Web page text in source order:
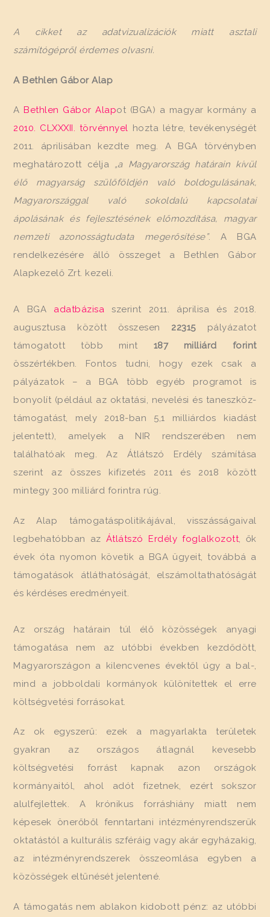
A cikket az adatvizualizációk miatt asztali
számítógépről érdemes olvasni.
A Bethlen Gábor Alap
A Bethlen Gábor Alapot (BGA) a magyar kormány a
2010. CLXXXII. törvénnyel hozta létre, tevékenységét
2011. áprilisában kezdte meg. A BGA törvényben
meghatározott célja „a Magyarország határain kívül
élő magyarság szülőföldjén való boldogulásának,
Magyarországgal való sokoldalú kapcsolatai
ápolásának és fejlesztésének előmozdítása, magyar
nemzeti azonosságtudata megerősítése”. A BGA
rendelkezésére álló összeget a Bethlen Gábor
Alapkezelő Zrt. kezeli.
A BGA adatbázisa szerint 2011. áprilisa és 2018.
augusztusa között összesen 22315pályázatot
támogatott több mint 187 milliárd forint
összértékben. Fontos tudni, hogy ezek csak a
pályázatok – a BGA több egyéb programot is
bonyolít (például az oktatási, nevelési és taneszköz-
támogatást, mely 2018-ban 5,1 milliárdos kiadást
jelentett), amelyek a NIR rendszerében nem
találhatóak meg. Az Átlátszó Erdély számítása
szerint az összes kifizetés 2011 és 2018 között
mintegy 300 milliárd forintra rúg.
Az Alap támogatáspolitikájával, visszásságaival
legbehatóbban az Átlátszó Erdély foglalkozott, ők
évek óta nyomon követik a BGA ügyeit, továbbá a
támogatások átláthatóságát, elszámoltathatóságát
és kérdéses eredményeit.
Az ország határain túl élő közösségek anyagi
támogatása nem az utóbbi években kezdődött,
Magyarországon a kilencvenes évektől úgy a bal-,
mind a jobboldali kormányok különítettek el erre
költségvetési forrásokat.
Az ok egyszerű: ezek a magyarlakta területek
gyakran az országos átlagnál kevesebb
költségvetési forrást kapnak azon országok
kormányaitól, ahol adót fizetnek, ezért sokszor
alulfejlettek. A krónikus forráshiány miatt nem
képesek önerőből fenntartani intézményrendszerük
oktatástól a kulturális szféráig vagy akár egyházakig,
az intézményrendszerek összeomlása egyben a
közösségek eltűnését jelentené.
A támogatás nem ablakon kidobott pénz: az utóbbi